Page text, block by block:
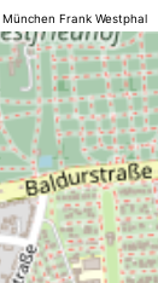
Frank Westphal